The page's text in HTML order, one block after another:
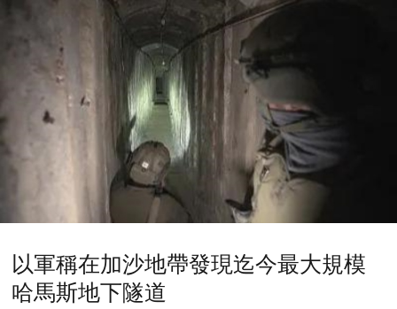
以軍稱在加沙地帶發現迄今最大規模
哈馬斯地下隧道